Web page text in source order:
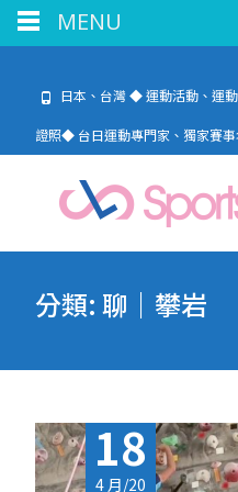
日本、台灣 ◆ 運動活動、運
證照◆ 台日運動專門家、獨家賽
分類: 聊｜攀岩
18
4 月/20
MENU